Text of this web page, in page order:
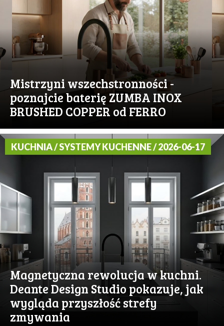
Mistrzyni wszechstronności -
poznajcie baterię ZUMBA INOX
BRUSHED COPPER od FERRO
KUCHNIA / SYSTEMY KUCHENNE / 2026-06-17
Magnetyczna rewolucja w kuchni.
Deante Design Studio pokazuje, jak
wygląda przyszłość strefy
zmywania